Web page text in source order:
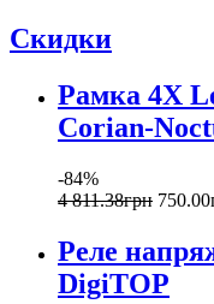
Скидки
Рамка 4Х
Corian-
-84%
4 811.38грн 750.00
Реле
DigiTOP